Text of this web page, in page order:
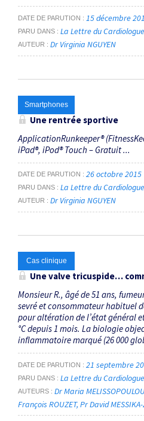
DATE DE PARUTION 15 décembre
PARU DANS La Lettre du
AUTEUR Dr Virginia NGUYEN
Smartphones
Une rentrée sportive
ApplicationRunkeeper®
iPad®, iPod® Touch – Gratuit ...
DATE DE PARUTION 26 octobre 2015
PARU DANS La Lettre du
AUTEUR Dr Virginia NGUYEN
Cas clinique
Une valve tricuspide…
Monsieur R., âgé de 51 ans,
sevré et consommateur habituel
pour altération de l’état général
°C depuis 1 mois. La biologie
inflammatoire marqué (26 000
DATE DE PARUTION 21 septembre
PARU DANS La Lettre du
AUTEURS Dr Maria
François ROUZET Pr David